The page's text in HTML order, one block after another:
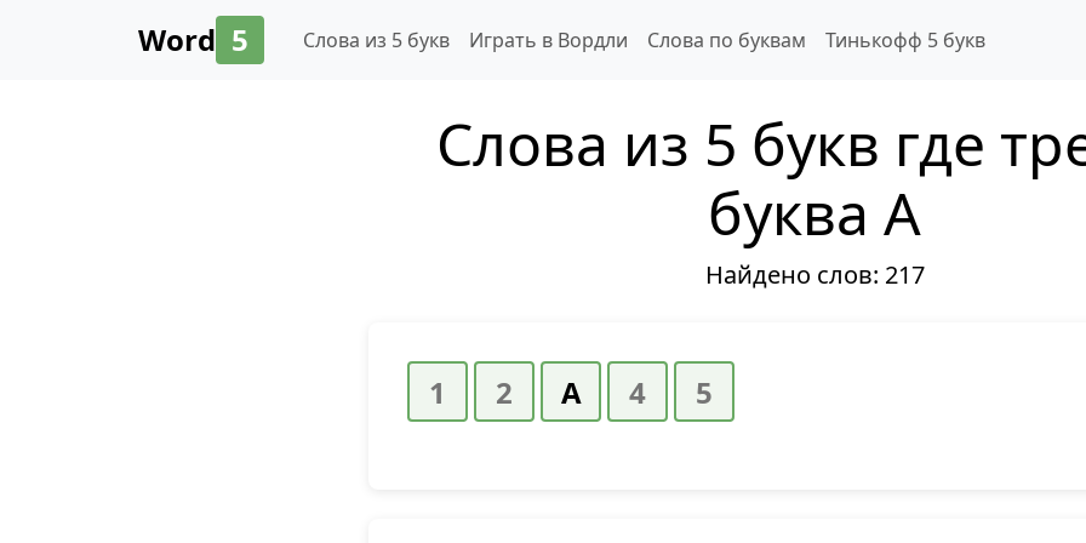
Word 5 Слова из 5 букв Играть в Вордли Слова по буквам Тинькофф 5 букв
Слова из 5 букв где
буква А
Найдено слов: 217